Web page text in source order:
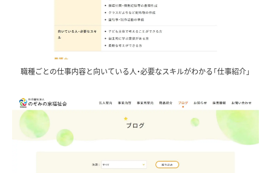
職種ごとの仕事内容と向いている人・必要なスキルがわかる「仕事紹介」